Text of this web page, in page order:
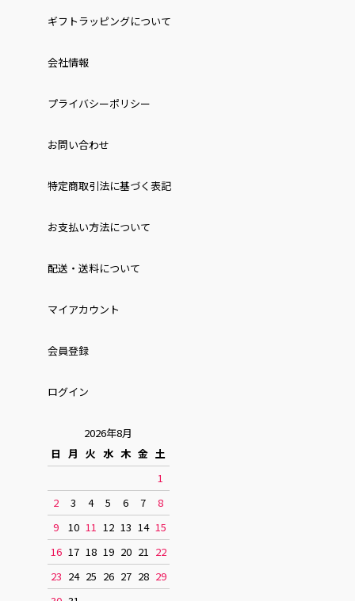
ギフトラッピングについて
会社情報
プライバシーポリシー
お問い合わせ
特定商取引法に基づく表記
お⽀払い⽅法について
配送・送料について
マイアカウント
会員登録
ログイン
2026年8月
日
月 火 水 木 金 土
1
2
3 4 5 6 7
8
9
10 11 12 13 14 15
16 17 18 19 20 21
22
23 24 25 26 27 28 29